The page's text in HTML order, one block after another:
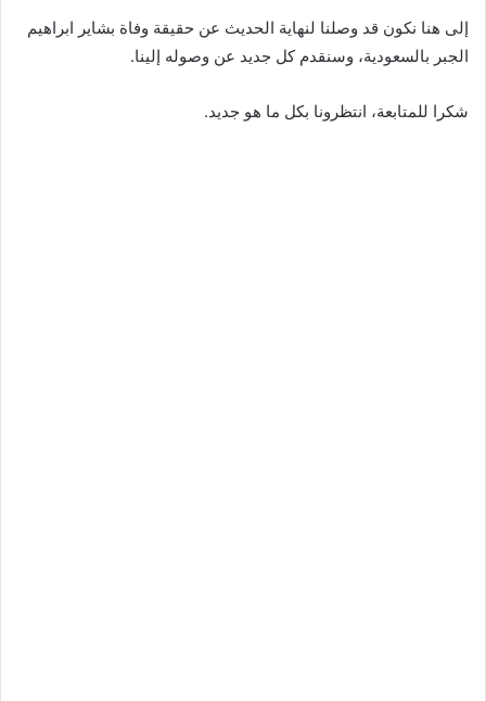
إلى هنا نكون قد وصلنا لنهاية الحديث عن حقيقة وفاة بشاير ابراهيم
الجبر بالسعودية، وسنقدم كل جديد عن وصوله إلينا.
شكرا للمتابعة، انتظرونا بكل ما هو جديد.